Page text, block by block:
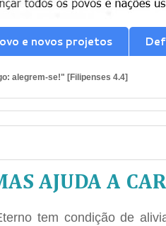
e novos projetos
alegrem-se!" [Filipenses 4.4]
AJUDA A
tem condição de